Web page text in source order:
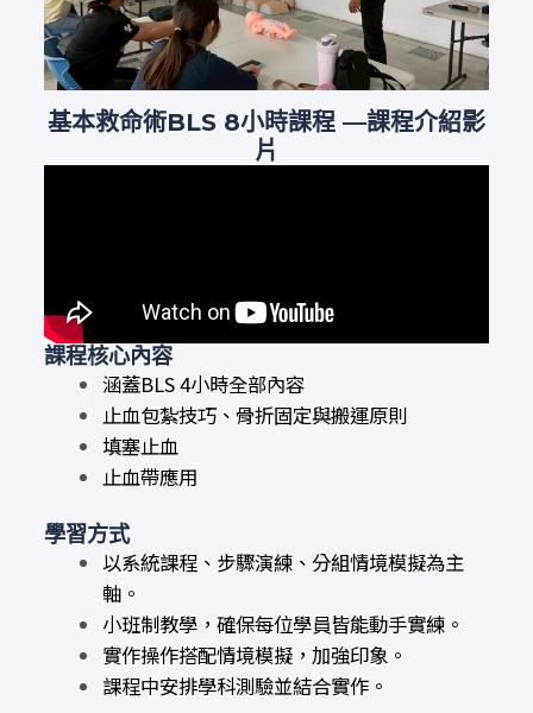
基本救命術BLS 8小時課程 —課程介紹影
片
課程核心內容
涵蓋BLS 4小時全部內容
止血包紮技巧、骨折固定與搬運原則
填塞止血
止血帶應用
學習方式
以系統課程、步驟演練、分組情境模擬為主
軸。
小班制教學，確保每位學員皆能動手實練。
實作操作搭配情境模擬，加強印象。
課程中安排學科測驗並結合實作。